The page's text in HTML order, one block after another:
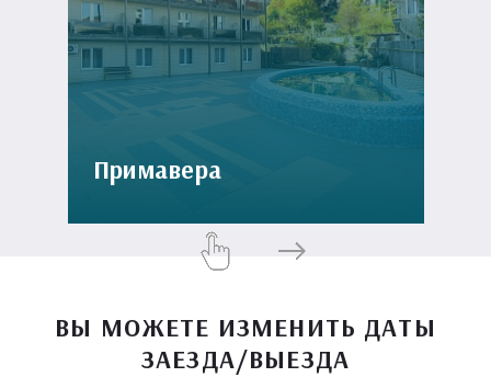
Примавера
ВЫ МОЖЕТЕ ИЗМЕНИТЬ ДАТЫ
ЗАЕЗДА/ВЫЕЗДА